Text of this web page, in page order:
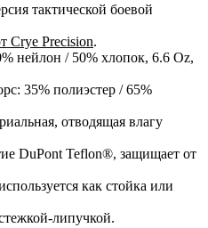
тактической боевой
Crye Precision.
нейлон / 50% хлопок, 6.6 Oz,
35% полиэстер / 65%
отводящая влагу
DuPont Teflon®, защищает от
как стойка или
липучкой.